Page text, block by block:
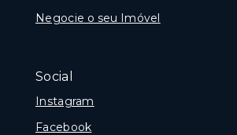
Negocie o seu Imóvel
Social
Instagram
Facebook